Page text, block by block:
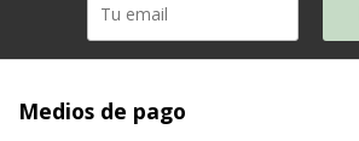
Medios de pago